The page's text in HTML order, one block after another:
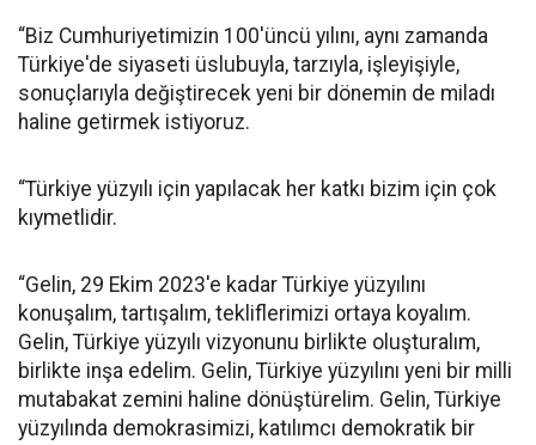
“Biz Cumhuriyetimizin 100'üncü yılını, aynı zamanda
Türkiye'de siyaseti üslubuyla, tarzıyla, işleyişiyle,
sonuçlarıyla değiştirecek yeni bir dönemin de miladı
haline getirmek istiyoruz.
“Türkiye yüzyılı için yapılacak her katkı bizim için çok
kıymetlidir.
“Gelin, 29 Ekim 2023'e kadar Türkiye yüzyılını
konuşalım, tartışalım, tekliflerimizi ortaya koyalım.
Gelin, Türkiye yüzyılı vizyonunu birlikte oluşturalım,
birlikte inşa edelim. Gelin, Türkiye yüzyılını yeni bir milli
mutabakat zemini haline dönüştürelim. Gelin, Türkiye
yüzyılında demokrasimizi, katılımcı demokratik bir